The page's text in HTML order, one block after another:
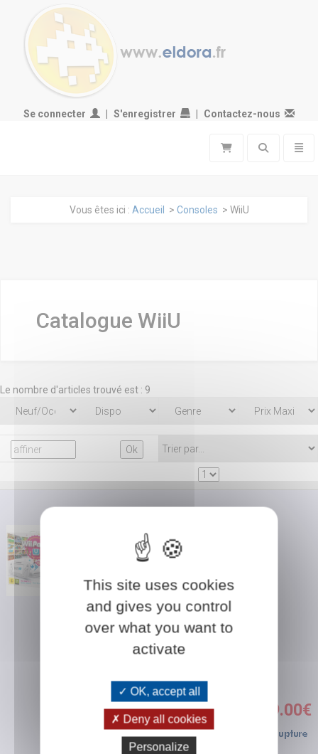
Se connecter S'enregistrer Contactez-nous
Toggle search
Vous êtes ici : Accueil > Consoles > WiiU
Catalogue WiiU
Le nombre d'articles trouvé est : 9
Wii U Basic Pack 8 Go Pack
En savoir plus ?
WiiU
Rupture
Non disponible
119.00€
This site uses cookies
and gives you control
over what you want to
activate
OK, accept all
Deny all cookies
Personalize